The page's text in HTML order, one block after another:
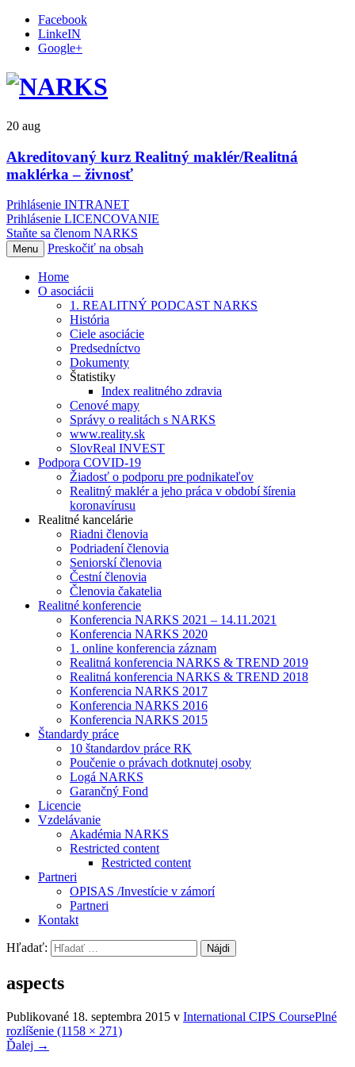
Facebook
LinkeIN
Google+
20 aug
Akreditovaný kurz Realitný maklér/Realitná
maklérka – živnosť
Prihlásenie INTRANET
Prihlásenie LICENCOVANIE
Staňte sa členom NARKS
Menu Preskočiť na obsah
Home
O asociácii
1. REALITNÝ PODCAST NARKS
História
Ciele asociácie
Predsedníctvo
Dokumenty
Štatistiky
Index realitného zdravia
Cenové mapy
Správy o realitách s NARKS
www.reality.sk
SlovReal INVEST
Podpora COVID-19
Žiadosť o podporu pre podnikateľov
Realitný maklér a jeho práca v období šírenia
koronavírusu
Realitné kancelárie
Riadni členovia
Podriadení členovia
Seniorskí členovia
Čestní členovia
Členovia čakatelia
Realitné konferencie
Konferencia NARKS 2021 – 14.11.2021
Konferencia NARKS 2020
1. online konferencia záznam
Realitná konferencia NARKS & TREND 2019
Realitná konferencia NARKS & TREND 2018
Konferencia NARKS 2017
Konferencia NARKS 2016
Konferencia NARKS 2015
Štandardy práce
10 štandardov práce RK
Poučenie o právach dotknutej osoby
Logá NARKS
Garančný Fond
Licencie
Vzdelávanie
Akadémia NARKS
Restricted content
Restricted content
Partneri
OPISAS /Investície v zámorí
Partneri
Kontakt
Hľadať:
aspects
Publikované 18. septembra 2015 v International CIPS CoursePlné
rozlíšenie (1158 × 271)
Ďalej →